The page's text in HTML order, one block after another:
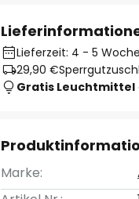
Lieferzeit: 4 - 5
29,90 €
Gratis Leuchtmittel
Marke: